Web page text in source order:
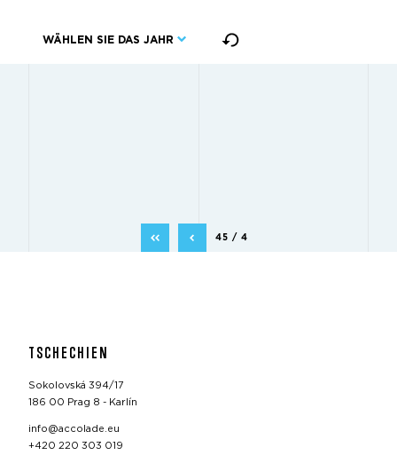
WÄHLEN SIE DAS JAHR
45 / 4
TSCHECHIEN
Sokolovská 394/17
186 00 Prag 8 - Karlín
info@accolade.eu
+420 220 303 019